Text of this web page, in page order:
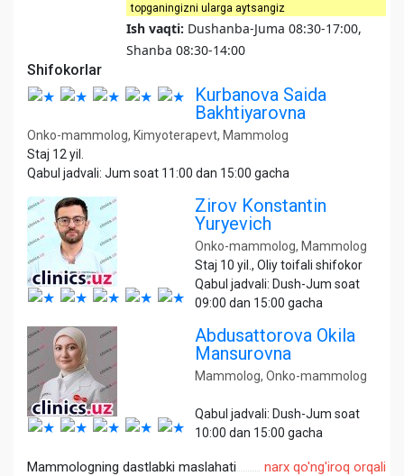
topganingizni ularga aytsangiz
Ish vaqti: Dushanba-Juma 08:30-17:00,
Shanba 08:30-14:00
Shifokorlar
Kurbanova Saida
Bakhtiyarovna
Onko-mammolog, Kimyoterapevt, Mammolog
Staj 12 yil.
Qabul jadvali: Jum soat 11:00 dan 15:00 gacha
Zirov Konstantin
Yuryevich
Onko-mammolog, Mammolog
Staj 10 yil., Oliy toifali shifokor
Qabul jadvali: Dush-Jum soat
09:00 dan 15:00 gacha
Abdusattorova Okila
Mansurovna
Mammolog, Onko-mammolog
Qabul jadvali: Dush-Jum soat
10:00 dan 15:00 gacha
Mammologning dastlabki maslahati
narx qo'ng'iroq orqali